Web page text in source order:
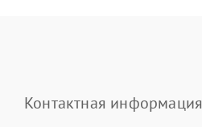
Контактная информация